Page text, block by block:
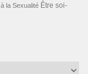
la Sexualité Être soi-